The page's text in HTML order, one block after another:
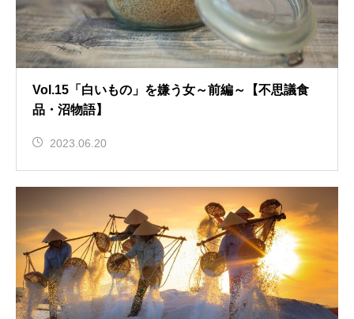
Vol.15「白いもの」を嫌う女～前編～【不思議食
品・沼物語】
2023.06.20